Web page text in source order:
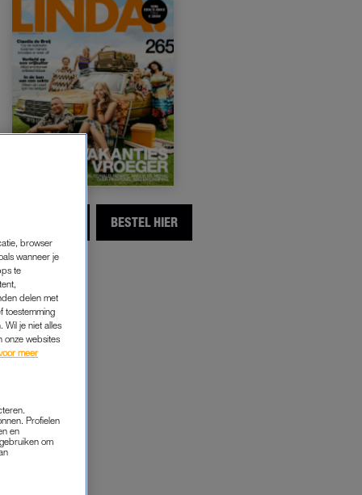
BESTEL HIER
browser
wanneer je
te
delen met
toestemming
Wil je niet alles
onze websites
meer
Profielen
en
om